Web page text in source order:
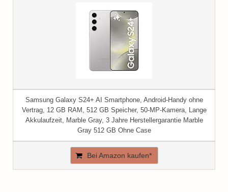
Samsung Galaxy S24+ AI Smartphone, Android-Handy ohne
Vertrag, 12 GB RAM, 512 GB Speicher, 50-MP-Kamera, Lange
Akkulaufzeit, Marble Gray, 3 Jahre Herstellergarantie Marble
Gray 512 GB Ohne Case
Bei Amazon kaufen*